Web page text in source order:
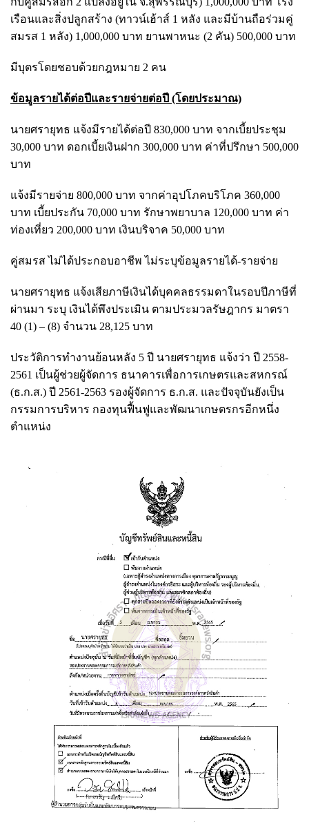
เรือนและสิ่งปลูกสร้าง (ทาวน์เฮ้าส์ 1 หลัง และมีบ้านถือร่วมคู่
สมรส 1 หลัง) 1,000,000 บาท ยานพาหนะ (2 คัน) 500,000 บาท
มีบุตรโดยชอบด้วยกฎหมาย 2 คน
ข้อมูลรายได้ต่อปีและรายจ่ายต่อปี (โดยประมาณ)
นายศรายุทธ แจ้งมีรายได้ต่อปี 830,000 บาท จากเบี้ยประชุม
30,000 บาท ดอกเบี้ยเงินฝาก 300,000 บาท ค่าที่ปรึกษา 500,000
บาท
แจ้งมีรายจ่าย 800,000 บาท จากค่าอุปโภคบริโภค 360,000
บาท เบี้ยประกัน 70,000 บาท รักษาพยาบาล 120,000 บาท ค่า
ท่องเที่ยว 200,000 บาท เงินบริจาค 50,000 บาท
คู่สมรส ไม่ได้ประกอบอาชีพ ไม่ระบุข้อมูลรายได้-รายจ่าย
นายศรายุทธ แจ้งเสียภาษีเงินได้บุคคลธรรมดาในรอบปีภาษีที่
ผ่านมา ระบุ เงินได้พึงประเมิน ตามประมวลรัษฎากร มาตรา
40 (1) – (8) จำนวน 28,125 บาท
ประวัติการทำงานย้อนหลัง 5 ปี นายศรายุทธ แจ้งว่า ปี 2558-
2561 เป็นผู้ช่วยผู้จัดการ ธนาคารเพื่อการเกษตรและสหกรณ์
(ธ.ก.ส.) ปี 2561-2563 รองผู้จัดการ ธ.ก.ส. และปัจจุบันยังเป็น
กรรมการบริหาร กองทุนฟื้นฟูและพัฒนาเกษตรกรอีกหนึ่ง
ตำแหน่ง